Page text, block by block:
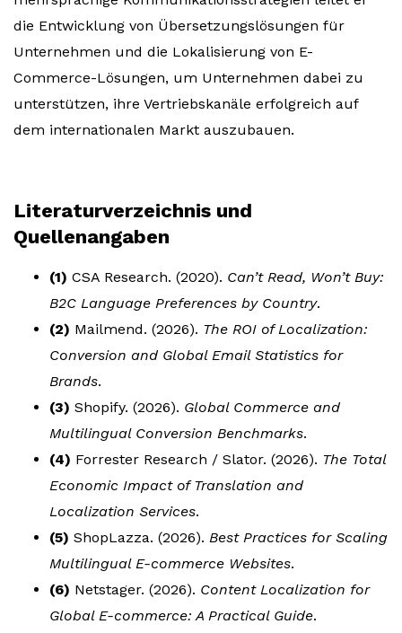
die Entwicklung von Übersetzungslösungen für
Unternehmen und die Lokalisierung von E-
Commerce-Lösungen, um Unternehmen dabei zu
unterstützen, ihre Vertriebskanäle erfolgreich auf
dem internationalen Markt auszubauen.
Literaturverzeichnis und
Quellenangaben
(1) CSA Research. (2020). Can’t Read, Won’t Buy:
B2C Language Preferences by Country.
(2) Mailmend. (2026). The ROI of Localization:
Conversion and Global Email Statistics for
Brands.
(3) Shopify. (2026). Global Commerce and
Multilingual Conversion Benchmarks.
(4) Forrester Research / Slator. (2026). The Total
Economic Impact of Translation and
Localization Services.
(5) ShopLazza. (2026). Best Practices for Scaling
Multilingual E-commerce Websites.
(6) Netstager. (2026). Content Localization for
Global E-commerce: A Practical Guide.